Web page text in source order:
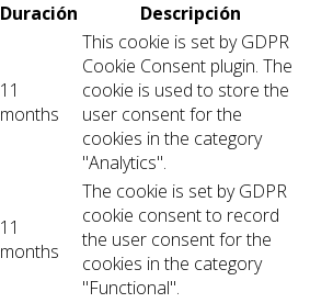
Duración Descripción
11
months
This cookie is set by GDPR
Cookie Consent plugin. The
cookie is used to store the
user consent for the
cookies in the category
"Analytics".
11
months
The cookie is set by GDPR
cookie consent to record
the user consent for the
cookies in the category
"Functional".